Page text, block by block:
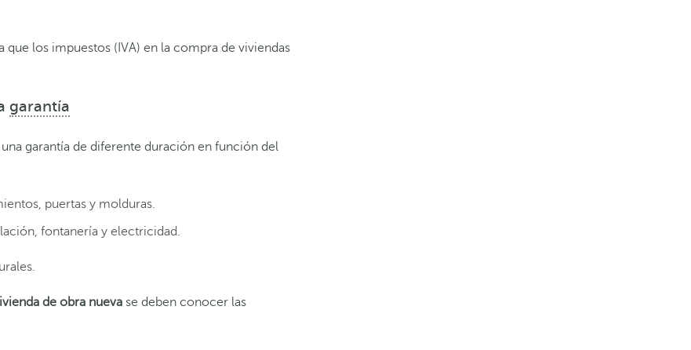
que los impuestos (IVA) en la compra de viviendas
garantía
garantía de diferente duración en función del
puertas y molduras.
fontanería y electricidad.
de obra nueva se deben conocer las